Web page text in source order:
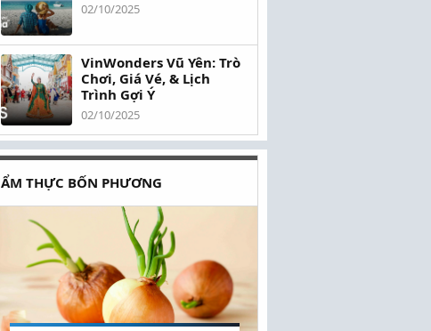
02/10/2025
VinWonders Vũ Yên: Trò
Chơi, Giá Vé, & Lịch
Trình Gợi Ý
02/10/2025
ẨM THỰC BỐN PHƯƠNG